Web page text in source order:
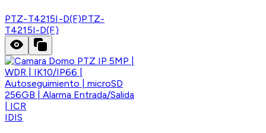
PTZ-T4215I-D(F)PTZ-
T4215I-D(F)
IDIS